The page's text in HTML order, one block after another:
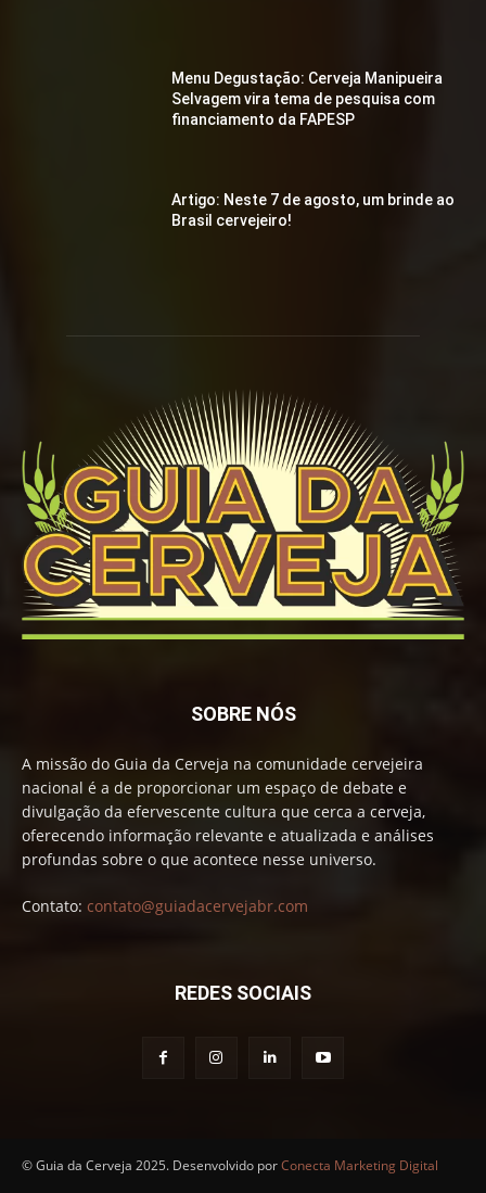
Menu Degustação: Cerveja Manipueira
Selvagem vira tema de pesquisa com
financiamento da FAPESP
Artigo: Neste 7 de agosto, um brinde ao
Brasil cervejeiro!
SOBRE NÓS
A missão do Guia da Cerveja na comunidade cervejeira
nacional é a de proporcionar um espaço de debate e
divulgação da efervescente cultura que cerca a cerveja,
oferecendo informação relevante e atualizada e análises
profundas sobre o que acontece nesse universo.
Contato: contato@guiadacervejabr.com
REDES SOCIAIS
© Guia da Cerveja 2025. Desenvolvido porConecta Marketing Digital